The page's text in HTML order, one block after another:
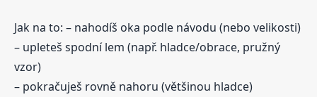
Jak na to: – nahodíš oka podle návodu (nebo velikosti)
– upleteš spodní lem (např. hladce/obrace, pružný
vzor)
– pokračuješ rovně nahoru (většinou hladce)